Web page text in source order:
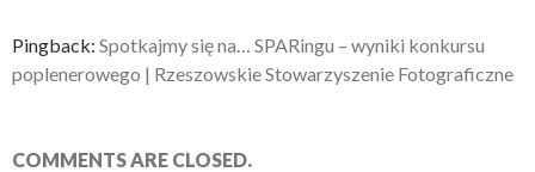
Pingback: Spotkajmy się na… SPARingu – wyniki konkursu
poplenerowego | Rzeszowskie Stowarzyszenie Fotograficzne
COMMENTS ARE CLOSED.